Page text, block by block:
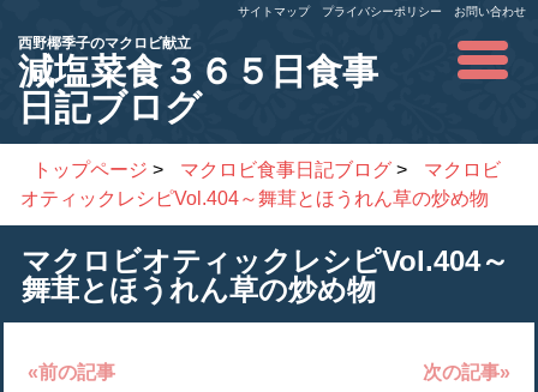
サイトマップ プライバシーポリシー お問い合わせ
西野椰季子のマクロビ献立
減塩菜食３６５日食事
日記ブログ
トップページ > マクロビ食事日記ブログ >
マクロビ
オティックレシピVol.404～舞茸とほうれん草の炒め物
マクロビオティックレシピVol.404～
舞茸とほうれん草の炒め物
«前の記事 次の記事»